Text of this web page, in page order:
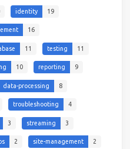
identity 19
16
11 testing 11
10 reporting 9
data-processing 8
troubleshooting 4
3 streaming 3
2 site-management 2